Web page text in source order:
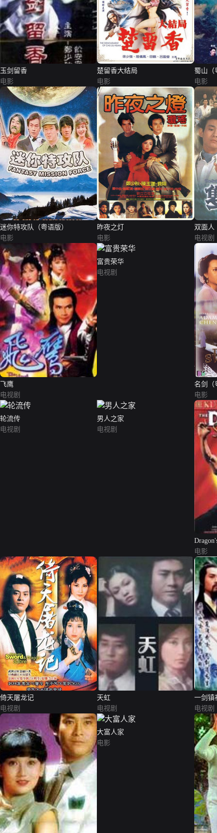
玉剑留香
电影
楚留香大结局
电影
蜀山（
电影
迷你特攻队（粤语版）
电影
昨夜之灯
电影
双面人
电视剧
飞鹰
电视剧
富贵荣华
电视剧
名剑（
电影
轮流传
电视剧
男人之家
电视剧
电影
倚天屠龙记
电视剧
天虹
电视剧
一剑镇
电视剧
大富人家
电影